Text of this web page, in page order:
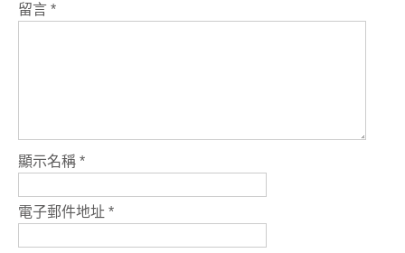
留言 *
顯示名稱 *
電子郵件地址 *